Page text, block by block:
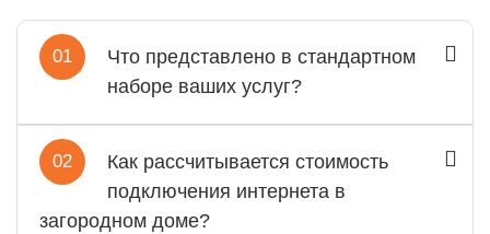
01
Что представлено в стандартном
наборе ваших услуг?
02
Как рассчитывается стоимость
подключения интернета в
загородном доме?